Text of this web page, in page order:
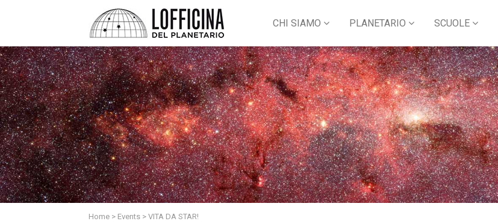
CHI SIAMO PLANETARIO SCUOLE
Home > Events > VITA DA STAR!